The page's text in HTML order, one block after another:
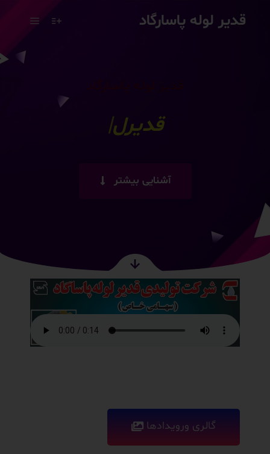
قدیر لوله پاسارگاد
قدیرلوله پاسارگاد
آشنایی بیشتر
گالری ورویدادها